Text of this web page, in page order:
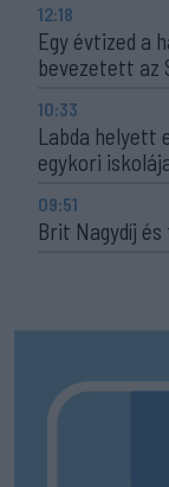
12:18
Egy évtized a
bevezetett az
10:33
Labda helyett
egykori
09:51
Brit Nagydíj